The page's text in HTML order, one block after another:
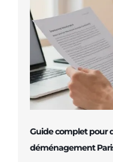
Guide complet pour
déménagement